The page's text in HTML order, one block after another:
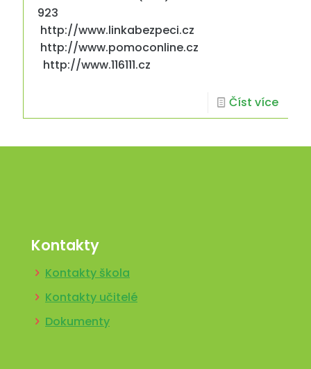
923
http://www.linkabezpeci.cz
http://www.pomoconline.cz
http://www.116111.cz
Číst více
Kontakty
Kontakty škola
Kontakty učitelé
Dokumenty